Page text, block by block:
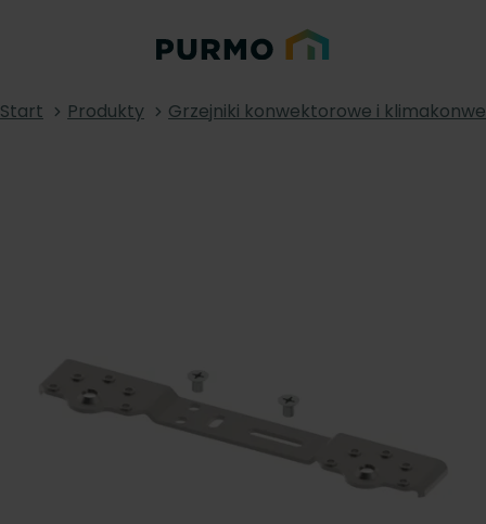
Start Produkty Grzejniki konwektorowe i